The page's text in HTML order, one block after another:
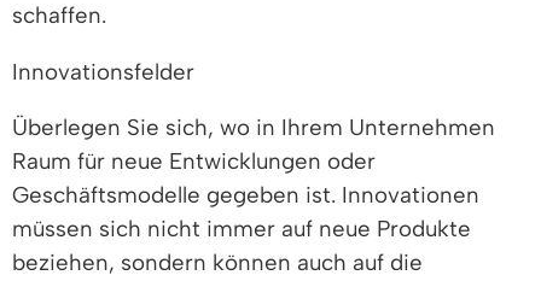
schaffen.
Innovationsfelder
Überlegen Sie sich, wo in Ihrem Unternehmen
Raum für neue Entwicklungen oder
Geschäftsmodelle gegeben ist. Innovationen
müssen sich nicht immer auf neue Produkte
beziehen, sondern können auch auf die